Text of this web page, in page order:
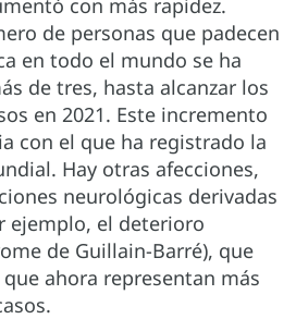
con más rapidez.
de personas que padecen
en todo el mundo se ha
de tres, hasta alcanzar los
en 2021. Este incremento
con el que ha registrado la
Hay otras afecciones,
neurológicas derivadas
ejemplo, el deterioro
de Guillain-Barré), que
ahora representan más